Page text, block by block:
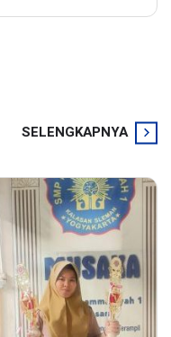
SELENGKAPNYA